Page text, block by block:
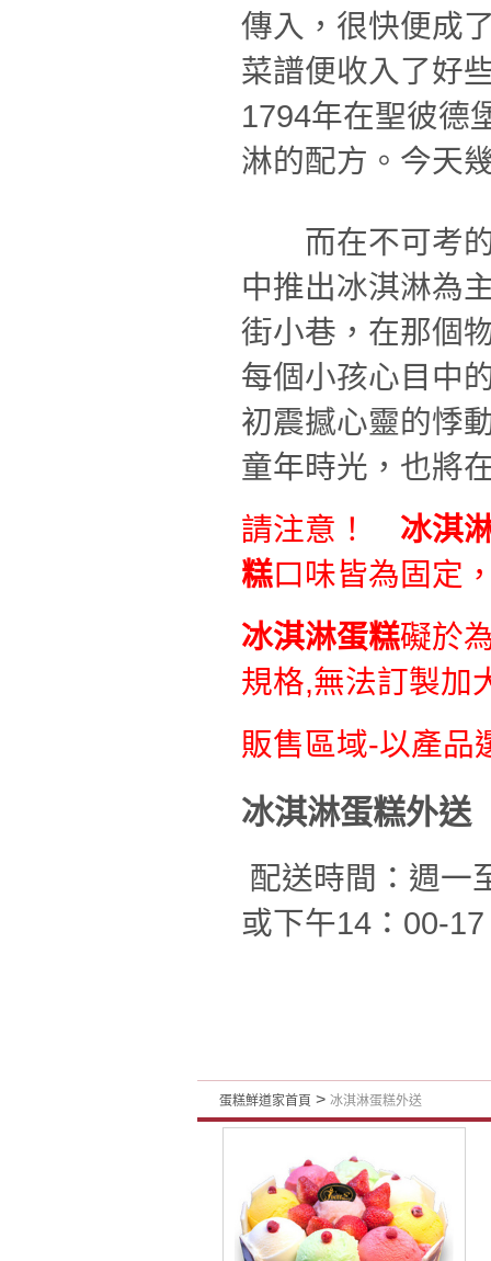
傳入，很快便成
菜譜便收入了好
1794年在聖彼德
淋的配方。今天
而在不可考的
中推出冰淇淋為
街小巷，在那個
每個小孩心目中
初震撼心靈的悸
童年時光，也將
請注意！ 冰淇
糕口味皆為固定
冰淇淋蛋糕礙於
規格,無法訂製加
販售區域-以產品
冰淇淋蛋糕外送
配送時間：週一
或下午14：00-
蛋糕鮮道家首頁 > 冰淇淋蛋糕外送